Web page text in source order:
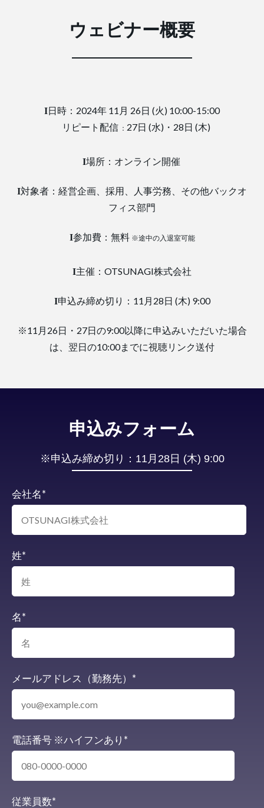
ウェビナー概要
Ι日時：2024年 11月 26日 (火) 10:00-15:00
リピート配信 ： 27日 (水)・28日 (木)
Ι場所：オンライン開催
Ι対象者： 経営企画、採用、人事労務、その他バックオ
フィス部門
Ι参加費：無料 ※途中の入退室可能
Ι主催：OTSUNAGI株式会社
Ι申込み締め切り ：11月28日 (木) 9:00
※11月26日・27日の9:00以降に申込みいただいた場合
は、翌日の10:00までに視聴リンク送付
申込みフォーム
※申込み締め切り ：11月28日 (木) 9:00
会社名*
姓*
名*
メールアドレス（勤務先） *
電話番号 ※ハイフンあり *
従業員数*